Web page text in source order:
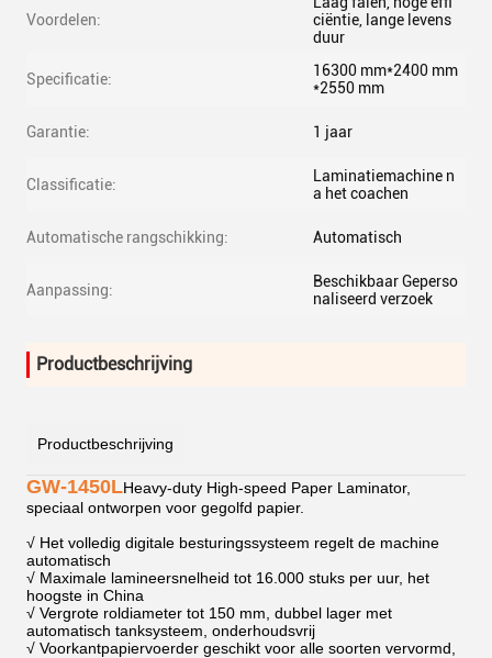
Voordelen:
ciëntie, lange levens
duur
Specificatie:
16300 mm*2400 mm
*2550 mm
Garantie: 1 jaar
Classificatie:
Laminatiemachine n
a het coachen
Automatische rangschikking: Automatisch
Aanpassing:
Beschikbaar Geperso
naliseerd verzoek
Productbeschrijving
Productbeschrijving
GW-1450LHeavy-duty High-speed Paper Laminator,
speciaal ontworpen voor gegolfd papier.
√ Het volledig digitale besturingssysteem regelt de machine
automatisch
√ Maximale lamineersnelheid tot 16.000 stuks per uur, het
hoogste in China
√ Vergrote roldiameter tot 150 mm, dubbel lager met
automatisch tanksysteem, onderhoudsvrij
√ Voorkantpapiervoerder geschikt voor alle soorten vervormd,